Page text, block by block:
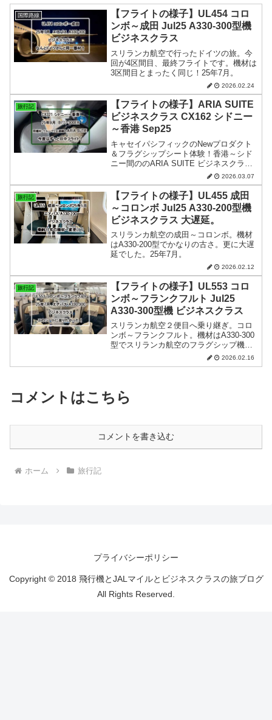
国際路線
【フライトの様子】UL454 コロ
ンボ～成田 Jul25 A330-300型機
ビジネスクラス
スリランカ航空で行ったドイツの旅。今
回が4区間目、最終フライトです。機材は
3区間目とまったく同じ！25年7月。
2026.02.24
旅行記
【フライトの様子】ARIA SUITE
ビジネスクラス CX162 シドニー
～香港 Sep25
キャセイパシフィックのNewプロダクト
＆フラグシップシート体験！香港～シド
ニー間ののARIA SUITE ビジネスクラス
2026.03.07
旅行記
【フライトの様子】UL455 成田
～コロンボ Jul25 A330-200型機
ビジネスクラス 大遅延。
スリランカ航空の成田～コロンボ。機材
はA330-200型でかなりの古さ。更に大遅
延でした。25年7月。
2026.02.12
旅行記
【フライトの様子】UL553 コロ
ンボ～フランクフルト Jul25
A330-300型機 ビジネスクラス
スリランカ航空２便目へ乗り継ぎ。コロ
ンボ～フランクフルト。機材はA330-300
型でスリランカ航空のフラグシップ機＆
2026.02.16
コメントはこちら
コメントを書き込む
ホーム 旅行記
プライバシーポリシー
Copyright © 2018 飛行機とJALマイルとビジネスクラスの旅ブログ
All Rights Reserved.